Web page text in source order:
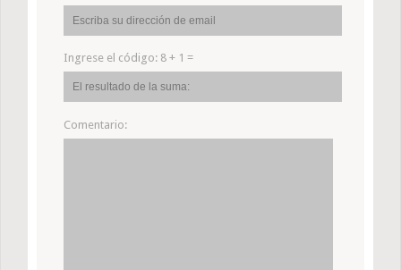
Ingrese el código: 8 + 1 =
Comentario: